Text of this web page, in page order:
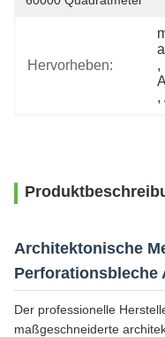
Hervorheben:
,
,
Architektonische
Perforationsbleche
Der professionelle
maßgeschneiderte